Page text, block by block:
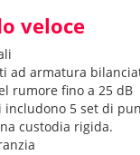
veloce
ad armatura
rumore fino a 25 dB
includono 5 set di
custodia rigida.